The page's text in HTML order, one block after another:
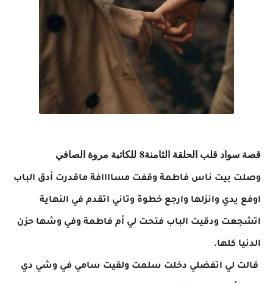
قصة سواد قلب الحلقة الثامنة8 للكاتبة مروة الصافي
وصلت بيت ناس فاطمة وقفت مساااافة ماقدرت أدق الباب
اوفع يدي وانزلها وارجع خطوة وتاني اتقدم في النهاية
اتشجعت ودقيت الباب فتحت لي أم فاطمة وفي وشها حزن
الدنيا كلها.
قالت لي اتفضلي دخلت سلمت ولقيت سامي في وشي دي